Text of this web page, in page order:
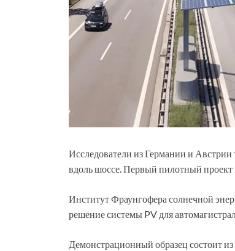
Исследователи из Германии и
вдоль шоссе. Первый пилотный проект
Институт Фраунгофера солнечной
решение системы PV для
Демонстрационный образец состоит